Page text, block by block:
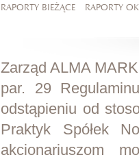
RAPORTY BIEŻĄCE RAPORTY
Zarząd ALMA
par. 29
odstąpieniu od
Praktyk Spółek
akcjonariuszom